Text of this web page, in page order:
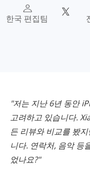
한국 편집팀
"저는 지난 6년 동안
고려하고 있습니다.
든 리뷰와 비교를 봤
니다. 연락처, 음악 등
었나요?"